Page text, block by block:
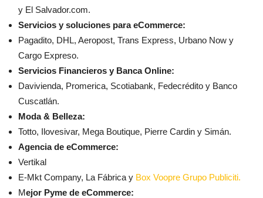
y El Salvador.com.
Servicios y soluciones para eCommerce:
Pagadito, DHL, Aeropost, Trans Express, Urbano Now y
Cargo Expreso.
Servicios Financieros y Banca Online:
Davivienda, Promerica, Scotiabank, Fedecrédito y Banco
Cuscatlán.
Moda & Belleza:
Totto, Ilovesivar, Mega Boutique, Pierre Cardin y Simán.
Agencia de eCommerce:
Vertikal
E-Mkt Company, La Fábrica y Box Voopre Grupo Publiciti.
Mejor Pyme de eCommerce: